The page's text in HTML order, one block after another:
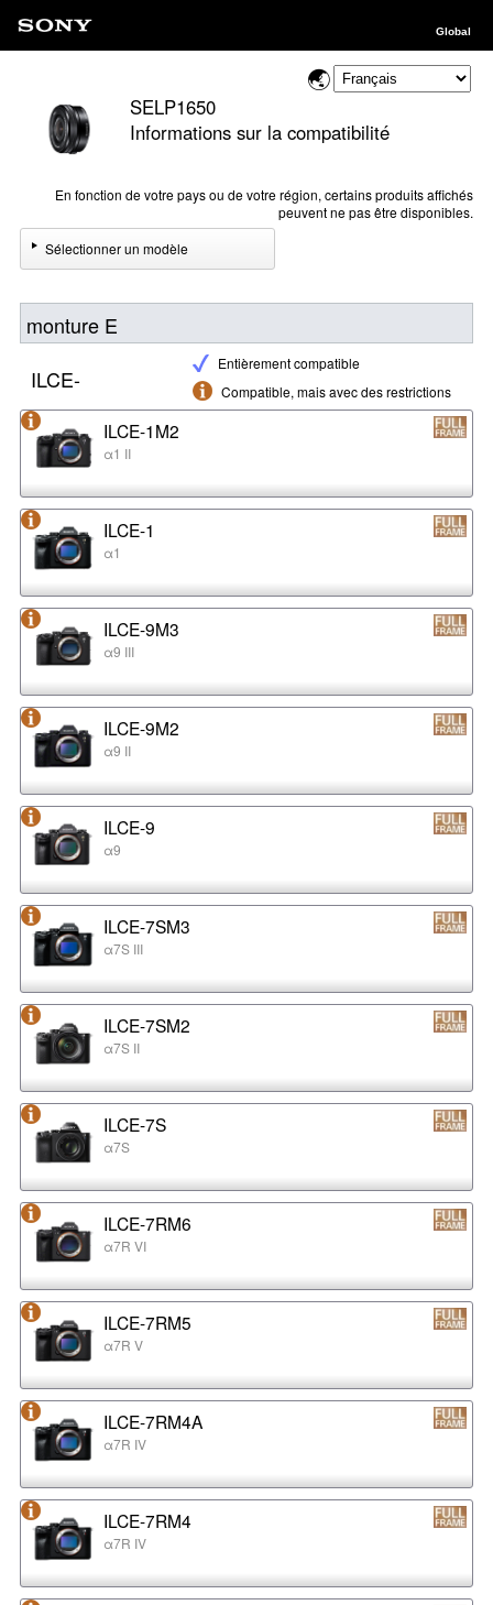
Global
SELP1650
Informations sur la compatibilité
En fonction de votre pays ou de votre région, certains produits affichés
peuvent ne pas être disponibles.
Sélectionner un modèle
monture E
Entièrement compatible
Compatible, mais avec des restrictions
ILCE-
ILCE-1M2
α1 II
ILCE-1
α1
ILCE-9M3
α9 III
ILCE-9M2
α9 II
ILCE-9
α9
ILCE-7SM3
α7S III
ILCE-7SM2
α7S II
ILCE-7S
α7S
ILCE-7RM6
α7R VI
ILCE-7RM5
α7R V
ILCE-7RM4A
α7R IV
ILCE-7RM4
α7R IV